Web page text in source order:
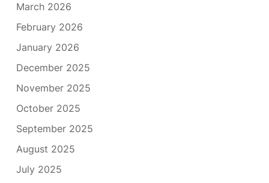
March 2026
February 2026
January 2026
December 2025
November 2025
October 2025
September 2025
August 2025
July 2025